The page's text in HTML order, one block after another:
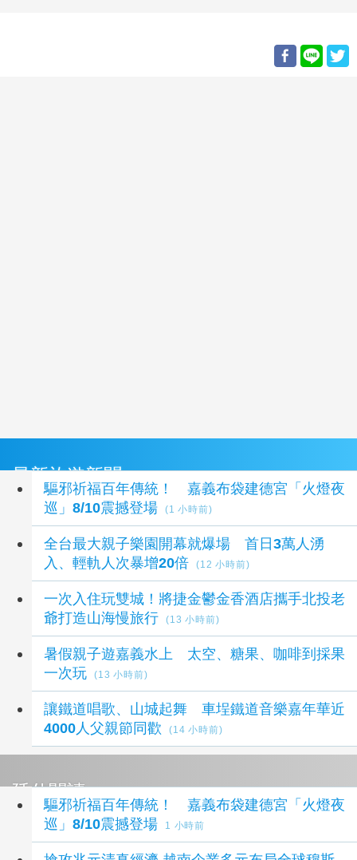
最新旅遊新聞
驅邪祈福百年傳統！ 嘉義布袋建德宮「火燈夜
巡」8/10震撼登場
(1 小時前)
全台最大親子樂園開幕就爆場 首日3萬人湧
入、輕軌人次暴增20倍
(12 小時前)
一次入住玩雙城！將捷金鬱金香酒店攜手北投老
爺打造山海慢旅行
(13 小時前)
暑假親子遊嘉義水上 太空、糖果、咖啡到採果
一次玩
(13 小時前)
讓鐵道唱歌、山城起舞 車埕鐵道音樂嘉年華近
4000人父親節同歡
(14 小時前)
延伸閱讀
驅邪祈福百年傳統！ 嘉義布袋建德宮「火燈夜
巡」8/10震撼登場
1 小時前